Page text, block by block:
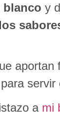
y
aportan
a mi